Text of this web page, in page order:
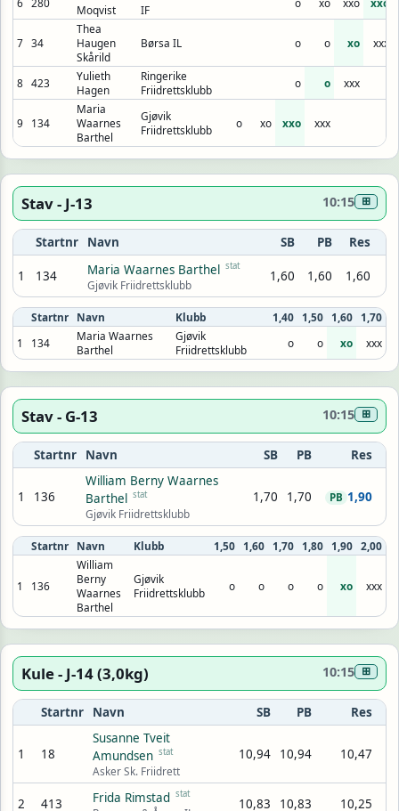
6 280
Moqvist
IF
o xo xxo xxo
7 34
Thea
Haugen
Skårild
Børsa IL o o xo xxx
8 423
Yulieth
Hagen
Ringerike
Friidrettsklubb
o o xxx
9 134
Maria
Waarnes
Barthel
Gjøvik
Friidrettsklubb
o xo xxo xxx
Stav - J-13 10:15 ⊞
Startnr Navn SB PB Res
1 134 Maria Waarnes Barthel stat
Gjøvik Friidrettsklubb
1,60 1,60 1,60
Startnr Navn Klubb 1,40 1,50 1,60
1,70
1
134
Maria Waarnes
Barthel
Gjøvik
Friidrettsklubb
o o xo xxx
Stav - G-13 10:15 ⊞
Startnr Navn SB PB Res
1 136
William Berny Waarnes
Barthel stat
Gjøvik Friidrettsklubb
1,70 1,70 1,90
PB
Startnr Navn Klubb 1,50 1,60 1,70 1,80 1,90 2,00
1 136
William
Berny
Waarnes
Barthel
Gjøvik
Friidrettsklubb
o o o o xo xxx
Kule - J-14 (3,0kg) 10:15 ⊞
Startnr Navn SB PB Res
1 18
Susanne Tveit
Amundsen stat
Asker Sk. Friidrett
10,94 10,94 10,47
2 413 Frida Rimstad stat
10,83 10,83 10,25